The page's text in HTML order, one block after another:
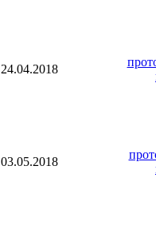
24.04.2018
03.05.2018